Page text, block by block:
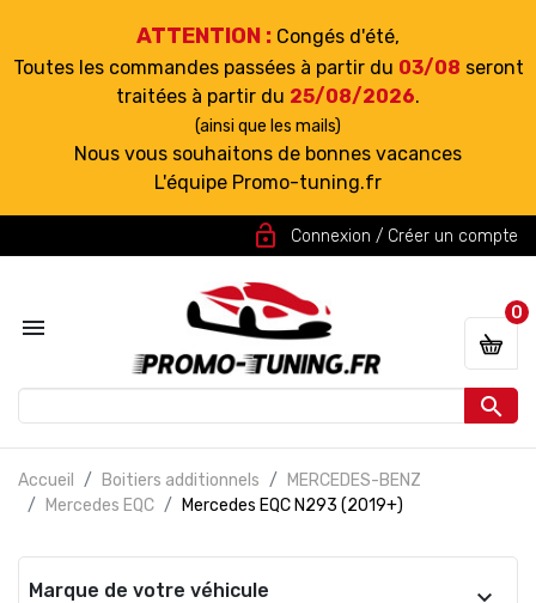
ATTENTION : Congés d'été,
Toutes les commandes passées à partir du 03/08 seront
traitées à partir du 25/08/2026.
(ainsi que les mails)
Nous vous souhaitons de bonnes vacances
L'équipe Promo-tuning.fr
lock_open Connexion / Créer un compte


0
Accueil Boitiers additionnels
MERCEDES-BENZ
Mercedes EQC
Mercedes EQC N293 (2019+)
Marque de votre véhicule